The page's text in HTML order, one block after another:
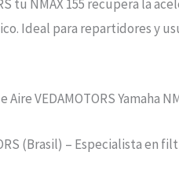
tu NMAX 155 recupera la
Ideal para repartidores y
Aire VEDAMOTORS Yamaha
(Brasil) – Especialista en